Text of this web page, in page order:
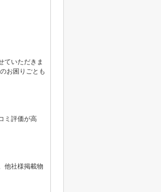
ていただきま
お困りごとも
ミ評価が高
他社様掲載物